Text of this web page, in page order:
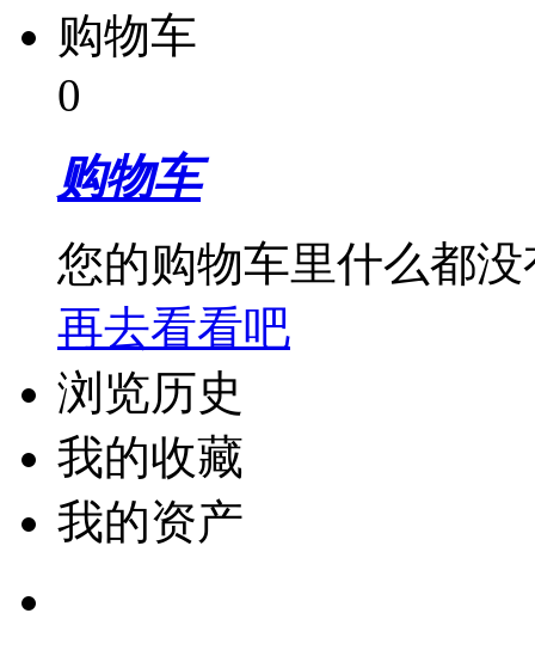
购物车
0
购物车
您的购物车里什么都没
再去看看吧
浏览历史
我的收藏
我的资产